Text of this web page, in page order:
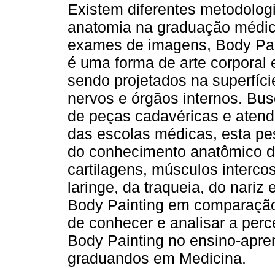
Existem diferentes
anatomia na graduação
exames de imagens, Body
é uma forma de arte
sendo projetados na
nervos e órgãos internos.
de peças cadavéricas e
das escolas médicas, esta
do conhecimento anatômico
cartilagens, músculos
laringe, da traqueia, do nariz
Body Painting em
de conhecer e analisar a
Body Painting no ensino-
graduandos em Medicina.